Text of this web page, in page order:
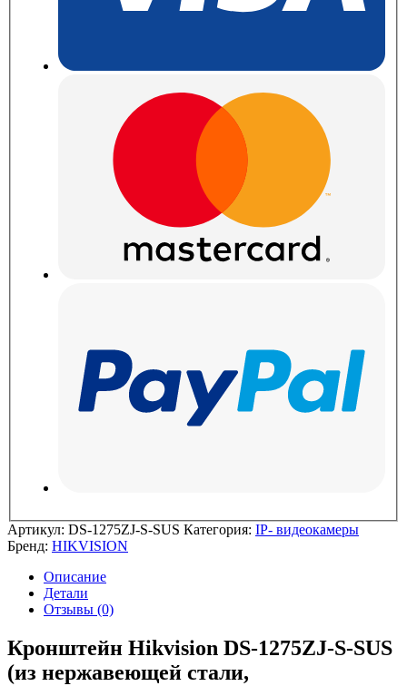
Артикул: DS-1275ZJ-S-SUS Категория: IP- видеокамеры
Бренд: HIKVISION
Описание
Детали
Отзывы (0)
Кронштейн Hikvision DS-1275ZJ-S-SUS
(из нержавеющей стали,